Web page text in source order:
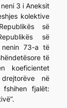
3 i Aneksit
kolektive
së
së
nenin 73-a të
të
koeficientet
në
fshihen fjalët: